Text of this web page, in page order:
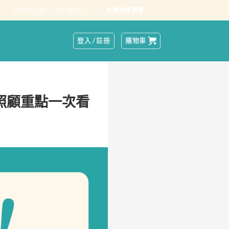
台灣快速購買
登入 / 註冊 購物車
顧重點一次看